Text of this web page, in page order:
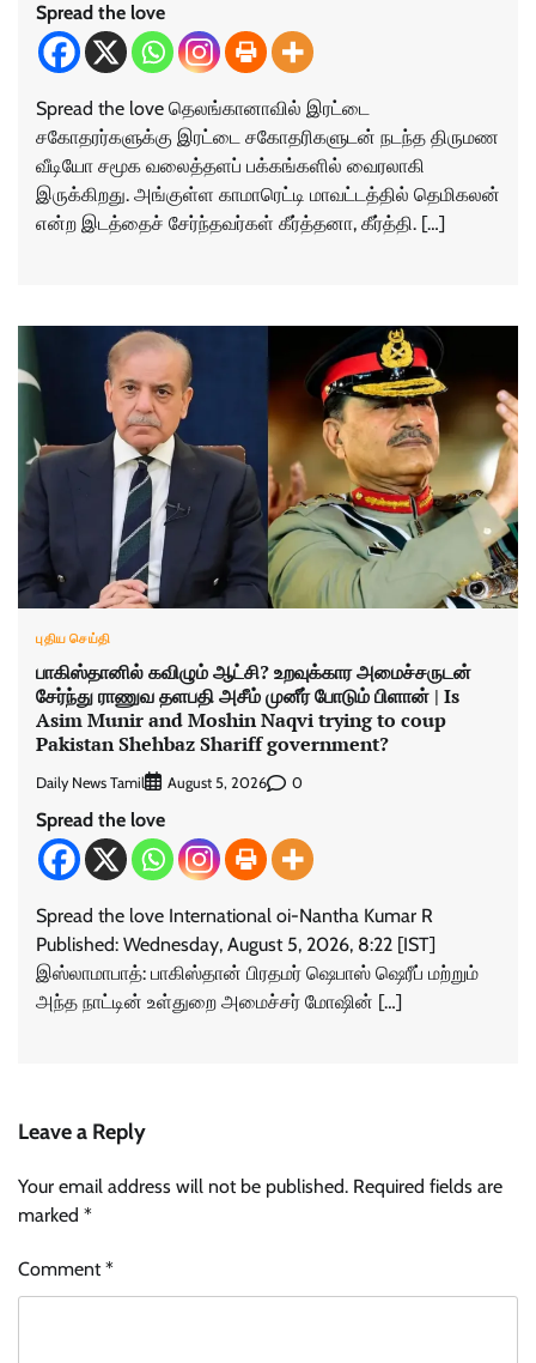
Spread the love
Spread the love தெலங்கானாவில் இரட்டை
சகோதரர்களுக்கு இரட்டை சகோதரிகளுடன் நடந்த திருமண
வீடியோ சமூக வலைத்தளப் பக்கங்களில் வைரலாகி
இருக்கிறது. அங்குள்ள காமாரெட்டி மாவட்டத்தில் தெமிகலன்
என்ற இடத்தைச் சேர்ந்தவர்கள் கீர்த்தனா, கீர்த்தி. […]
புதிய செய்தி
பாகிஸ்தானில் கவிழும் ஆட்சி? உறவுக்கார அமைச்சருடன்
சேர்ந்து ராணுவ தளபதி அசீம் முனீர் போடும் பிளான் | Is
Asim Munir and Moshin Naqvi trying to coup
Pakistan Shehbaz Shariff government?
Daily News Tamil August 5, 2026 0
Spread the love
Spread the love International oi-Nantha Kumar R
Published: Wednesday, August 5, 2026, 8:22 [IST]
இஸ்லாமாபாத்: பாகிஸ்தான் பிரதமர் ஷெபாஸ் ஷெரீப் மற்றும்
அந்த நாட்டின் உள்துறை அமைச்சர் மோஷின் […]
Leave a Reply
Your email address will not be published. Required fields are
marked *
Comment*